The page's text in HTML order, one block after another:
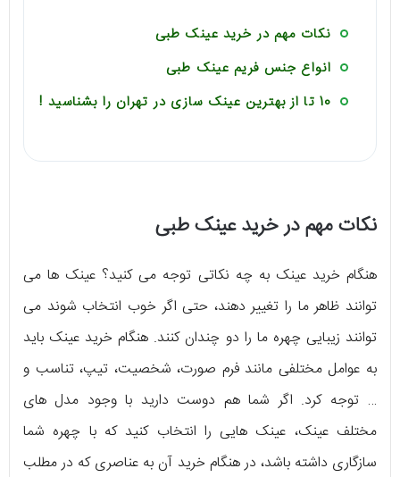
نکات مهم در خرید عینک طبی
انواع جنس فریم عینک طبی
10 تا از بهترین عینک سازی در تهران را بشناسید !
نکات مهم در خرید عینک طبی
هنگام خرید عینک به چه نکاتی توجه می کنید؟ عینک ها می
توانند ظاهر ما را تغییر دهند، حتی اگر خوب انتخاب شوند می
توانند زیبایی چهره ما را دو چندان کنند. هنگام خرید عینک باید
به عوامل مختلفی مانند فرم صورت، شخصیت، تیپ، تناسب و
… توجه کرد. اگر شما هم دوست دارید با وجود مدل های
مختلف عینک، عینک هایی را انتخاب کنید که با چهره شما
سازگاری داشته باشد، در هنگام خرید آن به عناصری که در مطلب